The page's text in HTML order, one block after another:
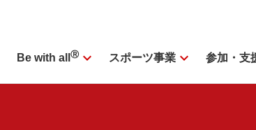
Be with all Ⓡ expand_more スポーツ事業 expand_more 参加・支